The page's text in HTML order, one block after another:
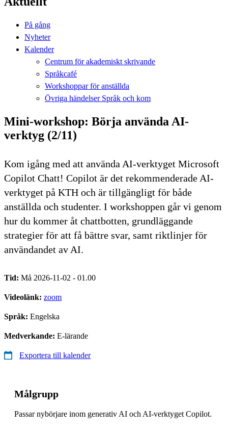
På gång
Nyheter
Kalender
Centrum för akademiskt skrivande
Språkcafé
Workshoppar för anställda
Övriga händelser Språk och kom
Mini-workshop: Börja använda AI-
verktyg (2/11)
Kom igång med att använda AI-verktyget Microsoft
Copilot Chatt! Copilot är det rekommenderade AI-
verktyget på KTH och är tillgängligt för både
anställda och studenter. I workshoppen går vi genom
hur du kommer åt chattbotten, grundläggande
strategier för att få bättre svar, samt riktlinjer för
användandet av AI.
Tid: Må 2026-11-02 - 01.00
Videolänk: zoom
Språk: Engelska
Medverkande: E-lärande
Exportera till kalender
Målgrupp
Passar nybörjare inom generativ AI och AI-verktyget Copilot.